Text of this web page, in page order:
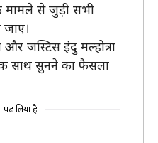
मामले से जुड़ी सभी
जस्टिस इंदु मल्होत्रा
साथ सुनने का फैसला
पढ़ लिया है